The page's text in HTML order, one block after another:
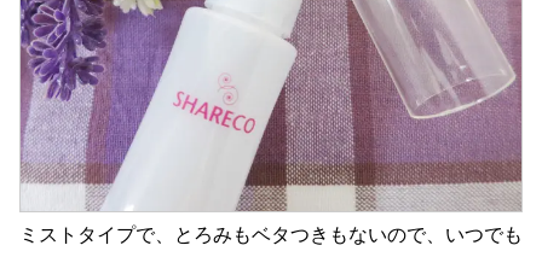
ミストタイプで、とろみもベタつきもないので、いつでも